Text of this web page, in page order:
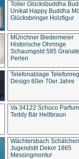
Toller Glücksbuddha
Unikat Happy Buddha
Glücksbringer Holzfigur
MÜnchner Biedermeier
Historische Ohrringe
Schaumgold 585
Perlen
Telefonablage
Design 60er 70er Jahre
Va 34122 Schuco
Teddy Bär Hellbraun
Wächtersbach Schälchen
Jugendstil Dekor 1865
Messingmontur